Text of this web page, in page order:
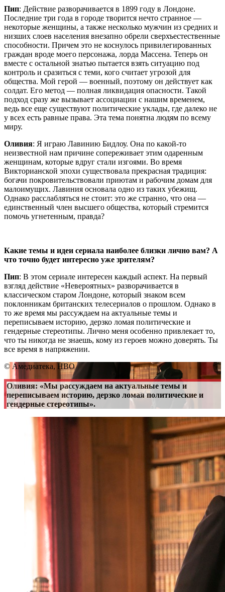
Пип: Действие разворачивается в 1899 году в Лондоне.
Последние три года в городе творится нечто странное —
некоторые женщины, а также несколько мужчин из средних и
низших слоев населения внезапно обрели сверхъестественные
способности. Причем это не коснулось привилегированных
граждан вроде моего персонажа, лорда Массена. Теперь он
вместе с остальной знатью пытается взять ситуацию под
контроль и сразиться с теми, кого считает угрозой для
общества. Мой герой — военный, поэтому он действует как
солдат. Его метод — полная ликвидация опасности. Такой
подход сразу же вызывает ассоциации с нашим временем,
ведь все еще существуют политические уклады, где далеко не
у всех есть равные права. Эта тема понятна людям по всему
миру.
Оливия: Я играю Лавинию Бидлоу. Она по какой-то
неизвестной нам причине сопереживает этим одаренным
женщинам, которые вдруг стали изгоями. Во время
Викторианской эпохи существовала прекрасная традиция:
богачи покровительствовали приютам и рабочим домам для
малоимущих. Лавиния основала одно из таких убежищ.
Однако расслабляться не стоит: это же странно, что она —
единственный член высшего общества, который стремится
помочь угнетенным, правда?
Какие темы и идеи сериала наиболее близки лично вам? А
что точно будет интересно уже зрителям?
Пип: В этом сериале интересен каждый аспект. На первый
взгляд действие «Невероятных» разворачивается в
классическом старом Лондоне, который знаком всем
поклонникам британских телесериалов о прошлом. Однако в
то же время мы рассуждаем на актуальные темы и
переписываем историю, дерзко ломая политические и
гендерные стереотипы. Лично меня особенно привлекает то,
что ты никогда не знаешь, кому из героев можно доверять. Ты
все время в напряжении.
© Амедиатека, HBO
Оливия: «Мы рассуждаем на актуальные темы и
переписываем историю, дерзко ломая политические и
гендерные стереотипы».